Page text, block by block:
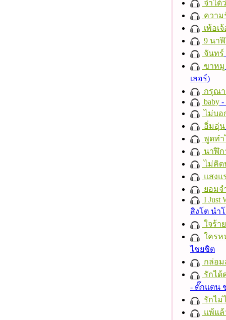
จำได้
ความ
เพ้อเ
9 นา
จันทร์
ขาหมู
เลอร์)
กรุณา
baby -
ไม่บอ
อิ่มอุ่น
พูดทำ
นาฬิก
ไม่คิด
แสงแ
ยอม
I Just
สิงโต นำ
ใจร้าย
ใครห
ไชยชิต
กล่อม
รักได้
- ตั๊กแตน
รักไม่
แพ้แล้